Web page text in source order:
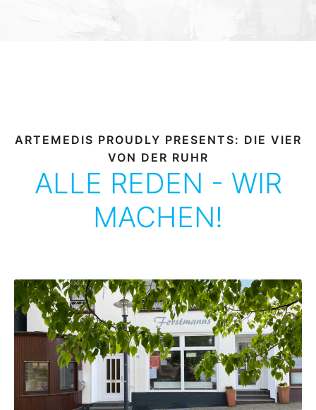
ARTEMEDIS PROUDLY PRESENTS: DIE VIER
VON DER RUHR
ALLE REDEN - WIR
MACHEN!